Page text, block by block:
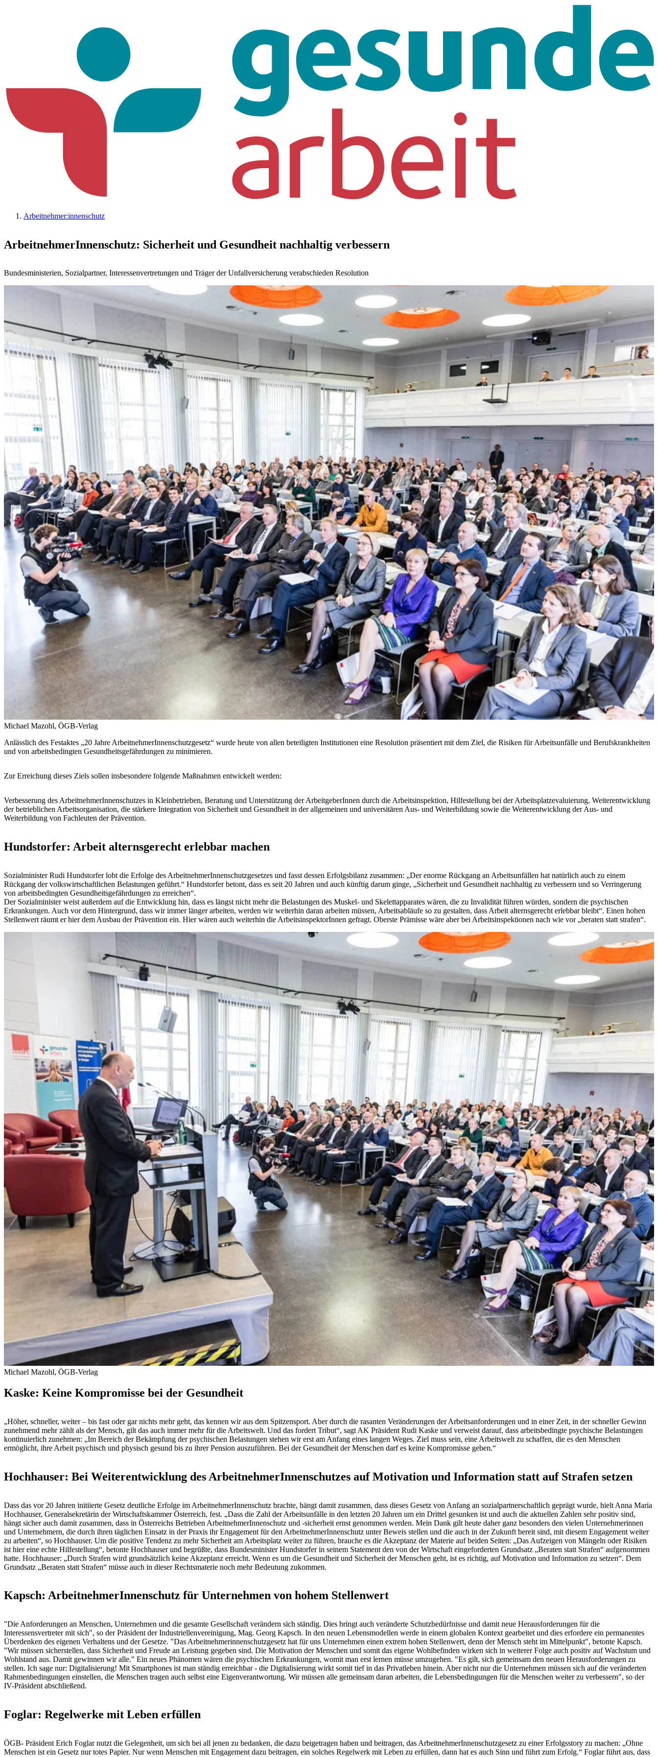
Arbeitnehmer:innenschutz
ArbeitnehmerInnenschutz: Sicherheit und Gesundheit nachhaltig verbessern
Bundesministerien, Sozialpartner, Interessenvertretungen und Träger der Unfallversicherung verabschieden Resolution
Michael Mazohl, ÖGB-Verlag
Anlässlich des Festaktes „20 Jahre ArbeitnehmerInnenschutzgesetz“ wurde heute von allen beteiligten Institutionen eine Resolution präsentiert mit dem Ziel, die Risiken für Arbeitsunfälle und Berufskrankheiten
und von arbeitsbedingten Gesundheitsgefährdungen zu minimieren.
Zur Erreichung dieses Ziels sollen insbesondere folgende Maßnahmen entwickelt werden:
Verbesserung des ArbeitnehmerInnenschutzes in Kleinbetrieben, Beratung und Unterstützung der ArbeitgeberInnen durch die Arbeitsinspektion, Hilfestellung bei der Arbeitsplatzevaluierung, Weiterentwicklung
der betrieblichen Arbeitsorganisation, die stärkere Integration von Sicherheit und Gesundheit in der allgemeinen und universitären Aus- und Weiterbildung sowie die Weiterentwicklung der Aus- und
Weiterbildung von Fachleuten der Prävention.
Hundstorfer: Arbeit alternsgerecht erlebbar machen
Sozialminister Rudi Hundstorfer lobt die Erfolge des ArbeitnehmerInnenschutzgesetzes und fasst dessen Erfolgsbilanz zusammen: „Der enorme Rückgang an Arbeitsunfällen hat natürlich auch zu einem
Rückgang der volkswirtschaftlichen Belastungen geführt.“ Hundstorfer betont, dass es seit 20 Jahren und auch künftig darum ginge, „Sicherheit und Gesundheit nachhaltig zu verbessern und so Verringerung
von arbeitsbedingten Gesundheitsgefährdungen zu erreichen“.
Der Sozialminister weist außerdem auf die Entwicklung hin, dass es längst nicht mehr die Belastungen des Muskel- und Skelettapparates wären, die zu Invalidität führen würden, sondern die psychischen
Erkrankungen. Auch vor dem Hintergrund, dass wir immer länger arbeiten, werden wir weiterhin daran arbeiten müssen, Arbeitsabläufe so zu gestalten, dass Arbeit alternsgerecht erlebbar bleibt“. Einen hohen
Stellenwert räumt er hier dem Ausbau der Prävention ein. Hier wären auch weiterhin die ArbeitsinspektorInnen gefragt. Oberste Prämisse wäre aber bei Arbeitsinspektionen nach wie vor „beraten statt strafen“.
Michael Mazohl, ÖGB-Verlag
Kaske: Keine Kompromisse bei der Gesundheit
„Höher, schneller, weiter – bis fast oder gar nichts mehr geht, das kennen wir aus dem Spitzensport. Aber durch die rasanten Veränderungen der Arbeitsanforderungen und in einer Zeit, in der schneller Gewinn
zunehmend mehr zählt als der Mensch, gilt das auch immer mehr für die Arbeitswelt. Und das fordert Tribut“, sagt AK Präsident Rudi Kaske und verweist darauf, dass arbeitsbedingte psychische Belastungen
kontinuierlich zunehmen: „Im Bereich der Bekämpfung der psychischen Belastungen stehen wir erst am Anfang eines langen Weges. Ziel muss sein, eine Arbeitswelt zu schaffen, die es den Menschen
ermöglicht, ihre Arbeit psychisch und physisch gesund bis zu ihrer Pension auszuführen. Bei der Gesundheit der Menschen darf es keine Kompromisse geben.“
Hochhauser: Bei Weiterentwicklung des ArbeitnehmerInnenschutzes auf Motivation und Information statt auf Strafen setzen
Dass das vor 20 Jahren initiierte Gesetz deutliche Erfolge im ArbeitnehmerInnenschutz brachte, hängt damit zusammen, dass dieses Gesetz von Anfang an sozialpartnerschaftlich geprägt wurde, hielt Anna Maria
Hochhauser, Generalsekretärin der Wirtschaftskammer Österreich, fest. „Dass die Zahl der Arbeitsunfälle in den letzten 20 Jahren um ein Drittel gesunken ist und auch die aktuellen Zahlen sehr positiv sind,
hängt sicher auch damit zusammen, dass in Österreichs Betrieben ArbeitnehmerInnenschutz und -sicherheit ernst genommen werden. Mein Dank gilt heute daher ganz besonders den vielen Unternehmerinnen
und Unternehmern, die durch ihren täglichen Einsatz in der Praxis ihr Engagement für den ArbeitnehmerInnenschutz unter Beweis stellen und die auch in der Zukunft bereit sind, mit diesem Engagement weiter
zu arbeiten“, so Hochhauser. Um die positive Tendenz zu mehr Sicherheit am Arbeitsplatz weiter zu führen, brauche es die Akzeptanz der Materie auf beiden Seiten: „Das Aufzeigen von Mängeln oder Risiken
ist hier eine echte Hilfestellung“, betonte Hochhauser und begrüßte, dass Bundesminister Hundstorfer in seinem Statement den von der Wirtschaft eingeforderten Grundsatz „Beraten statt Strafen“ aufgenommen
hatte. Hochhauser: „Durch Strafen wird grundsätzlich keine Akzeptanz erreicht. Wenn es um die Gesundheit und Sicherheit der Menschen geht, ist es richtig, auf Motivation und Information zu setzen“. Dem
Grundsatz „Beraten statt Strafen“ müsse auch in dieser Rechtsmaterie noch mehr Bedeutung zukommen.
Kapsch: ArbeitnehmerInnenschutz für Unternehmen von hohem Stellenwert
"Die Anforderungen an Menschen, Unternehmen und die gesamte Gesellschaft verändern sich ständig. Dies bringt auch veränderte Schutzbedürfnisse und damit neue Herausforderungen für die
Interessensvertreter mit sich", so der Präsident der Industriellenvereinigung, Mag. Georg Kapsch. In den neuen Lebensmodellen werde in einem globalen Kontext gearbeitet und dies erfordere ein permanentes
Überdenken des eigenen Verhaltens und der Gesetze. "Das Arbeitnehmerinnenschutzgesetz hat für uns Unternehmen einen extrem hohen Stellenwert, denn der Mensch steht im Mittelpunkt", betonte Kapsch.
"Wir müssen sicherstellen, dass Sicherheit und Freude an Leistung gegeben sind. Die Motivation der Menschen und somit das eigene Wohlbefinden wirken sich in weiterer Folge auch positiv auf Wachstum und
Wohlstand aus. Damit gewinnen wir alle." Ein neues Phänomen wären die psychischen Erkrankungen, womit man erst lernen müsse umzugehen. "Es gilt, sich gemeinsam den neuen Herausforderungen zu
stellen. Ich sage nur: Digitalisierung! Mit Smartphones ist man ständig erreichbar - die Digitalisierung wirkt somit tief in das Privatleben hinein. Aber nicht nur die Unternehmen müssen sich auf die veränderten
Rahmenbedingungen einstellen, die Menschen tragen auch selbst eine Eigenverantwortung. Wir müssen alle gemeinsam daran arbeiten, die Lebensbedingungen für die Menschen weiter zu verbessern", so der
IV-Präsident abschließend.
Foglar: Regelwerke mit Leben erfüllen
ÖGB- Präsident Erich Foglar nutzt die Gelegenheit, um sich bei all jenen zu bedanken, die dazu beigetragen haben und beitragen, das ArbeitnehmerInnenschutzgesetz zu einer Erfolgsstory zu machen: „Ohne
Menschen ist ein Gesetz nur totes Papier. Nur wenn Menschen mit Engagement dazu beitragen, ein solches Regelwerk mit Leben zu erfüllen, dann hat es auch Sinn und führt zum Erfolg.“ Foglar führt aus, dass